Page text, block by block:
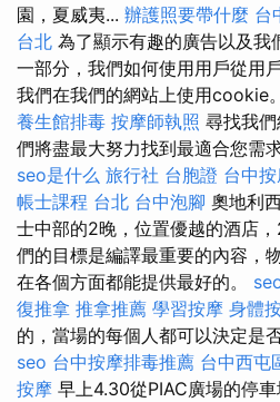
園，夏威夷... 辦護照要帶什麼 台
台北 為了顯示有趣的廣告以及我
一部分，我們如何使用用戶從用
我們在我們的網站上使用cookie。
養生館排毒 按摩師執照 尋找我
們將盡最大努力找到最適合您需
seo是什么 旅行社 台胞證 台中
帳士課程 台北 台中泡腳 奧地利
士中部的2晚，位置優越的酒店
們的目標是編譯最重要的內容，
在各個方面都能提供最好的。
復推拿 推拿推薦 學習按摩 身體
的，當場的每個人都可以決定是
seo 台中按摩排毒推薦 台中西屯
按摩 早上4.30從PIAC廣場的停